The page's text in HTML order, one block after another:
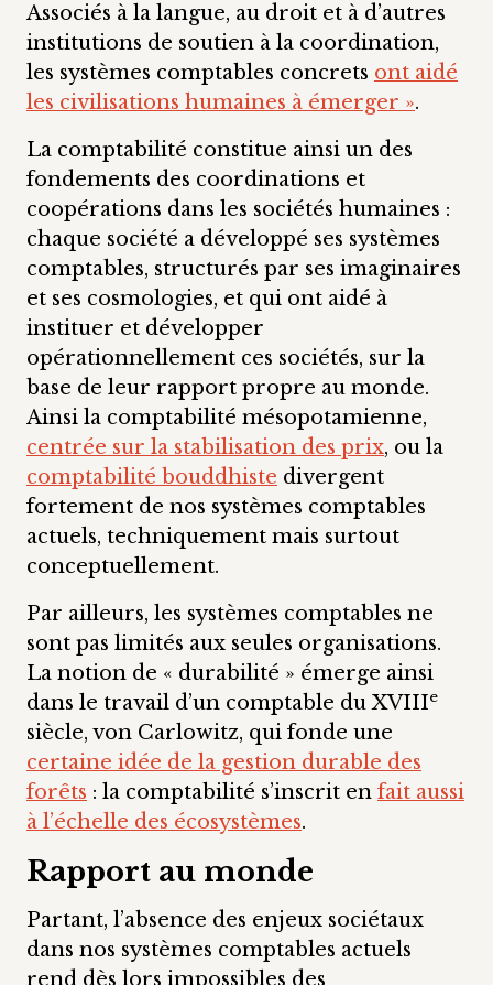
Associés à la langue, au droit et à d’autres
institutions de soutien à la coordination,
les systèmes comptables concrets ont aidé
les civilisations humaines à émerger ».
La comptabilité constitue ainsi un des
fondements des coordinations et
coopérations dans les sociétés humaines :
chaque société a développé ses systèmes
comptables, structurés par ses imaginaires
et ses cosmologies, et qui ont aidé à
instituer et développer
opérationnellement ces sociétés, sur la
base de leur rapport propre au monde.
Ainsi la comptabilité mésopotamienne,
centrée sur la stabilisation des prix, ou la
comptabilité bouddhiste divergent
fortement de nos systèmes comptables
actuels, techniquement mais surtout
conceptuellement.
Par ailleurs, les systèmes comptables ne
sont pas limités aux seules organisations.
La notion de « durabilité » émerge ainsi
dans le travail d’un comptable du XVIIIe
siècle, von Carlowitz, qui fonde une
certaine idée de la gestion durable des
forêts : la comptabilité s’inscrit en fait aussi
à l’échelle des écosystèmes.
Rapport au monde
Partant, l’absence des enjeux sociétaux
dans nos systèmes comptables actuels
rend dès lors impossibles des